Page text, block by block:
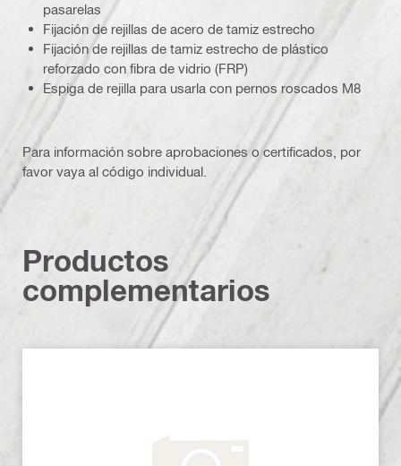
pasarelas
Fijación de rejillas de acero de tamiz estrecho
Fijación de rejillas de tamiz estrecho de plástico
reforzado con fibra de vidrio (FRP)
Espiga de rejilla para usarla con pernos roscados M8
Para información sobre aprobaciones o certificados, por
favor vaya al código individual.
Productos
complementarios